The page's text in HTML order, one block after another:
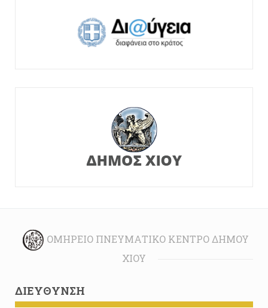
ΟΜΉΡΕΙΟ ΠΝΕΥΜΑΤΙΚΌ ΚΈΝΤΡΟ ΔΉΜΟΥ
ΧΊΟΥ
ΔΙΕΎΘΥΝΣΗ